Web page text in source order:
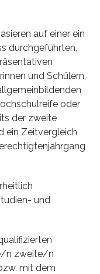
auf einer ein
durchgeführten,
und Schülern,
oder
der zweite
ein Zeitvergleich
und
n zweite/n
mit dem